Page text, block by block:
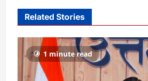
g
a
Related Stories
1 minute read